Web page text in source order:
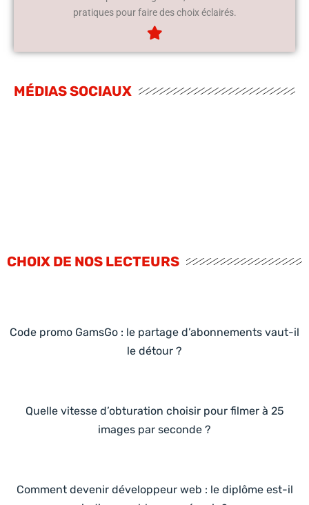
pratiques pour faire des choix éclairés.
MÉDIAS SOCIAUX
CHOIX DE NOS LECTEURS
Code promo GamsGo : le partage d’abonnements vaut-il
le détour ?
Quelle vitesse d’obturation choisir pour filmer à 25
images par seconde ?
Comment devenir développeur web : le diplôme est-il